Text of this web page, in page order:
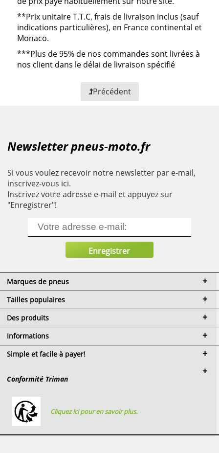
**Prix unitaire T.T.C, frais de livraison inclus (sauf
indications particulières), en France continental et
Monaco.
***Plus de 95% de nos commandes sont livrées à
nos client dans le délai de livraison spécifié
Précédent
Newsletter pneus-moto.fr
Si vous voulez recevoir notre newsletter par e-mail,
inscrivez-vous ici.
Inscrivez votre adresse e-mail et appuyez sur
"Enregistrer"!
Marques de pneus
Tailles populaires
Des produits
Informations
Simple et facile à payer!
Conformité Triman
Cliquez ici pour en savoir plus.